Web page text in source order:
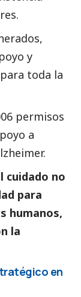
y
toda la
permisos
a
cuidado no
para
humanos,
la
en